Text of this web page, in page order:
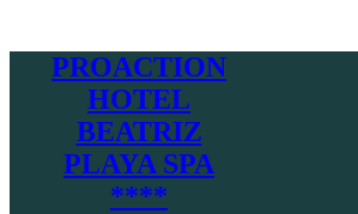
PROACTION
HOTEL
BEATRIZ
PLAYA SPA
****